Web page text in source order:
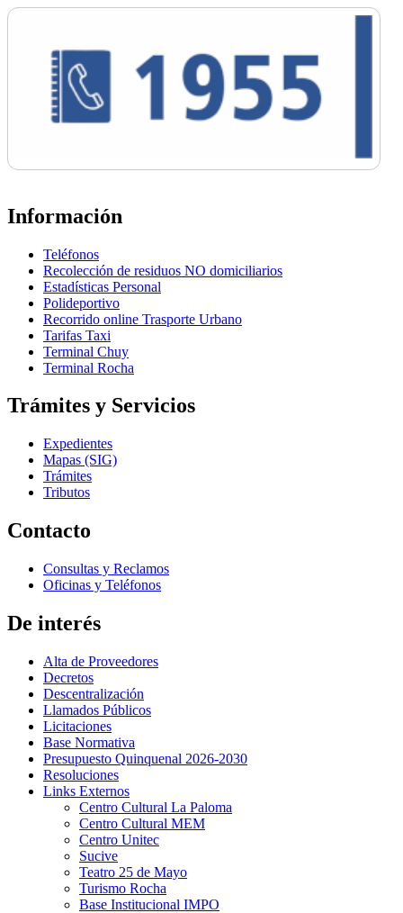
Información
Teléfonos
Recolección de residuos NO domiciliarios
Estadísticas Personal
Polideportivo
Recorrido online Trasporte Urbano
Tarifas Taxi
Terminal Chuy
Terminal Rocha
Trámites y Servicios
Expedientes
Mapas (SIG)
Trámites
Tributos
Contacto
Consultas y Reclamos
Oficinas y Teléfonos
De interés
Alta de Proveedores
Decretos
Descentralización
Llamados Públicos
Licitaciones
Base Normativa
Presupuesto Quinquenal 2026-2030
Resoluciones
Links Externos
Centro Cultural La Paloma
Centro Cultural MEM
Centro Unitec
Sucive
Teatro 25 de Mayo
Turismo Rocha
Base Institucional IMPO